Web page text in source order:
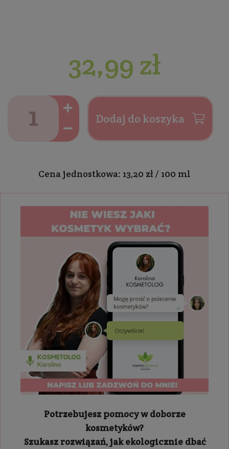
32,99 zł
Dodaj do koszyka
Cena jednostkowa: 13,20 zł / 100 ml
Potrzebujesz pomocy w doborze
kosmetyków?
Szukasz rozwiązań, jak ekologicznie dbać